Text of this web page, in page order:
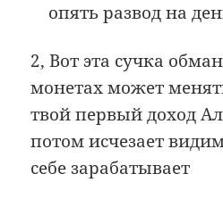
опять развод на
2, Вот эта сучка
монетах может
твой первый доход
потом исчезает
себе зарабатывает